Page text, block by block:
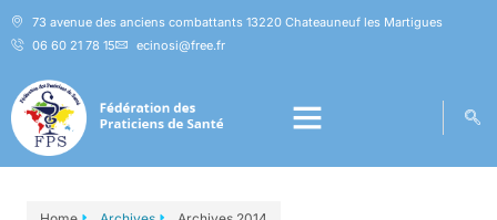
73 avenue des anciens combattants 13220 Chateauneuf les Martigues
06 60 21 78 15
ecinosi@free.fr